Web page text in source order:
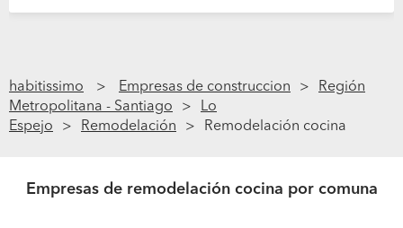
habitissimo Empresas de construccion
Región
Metropolitana - Santiago
Lo
Espejo
Remodelación Remodelación cocina
Empresas de remodelación cocina por comuna